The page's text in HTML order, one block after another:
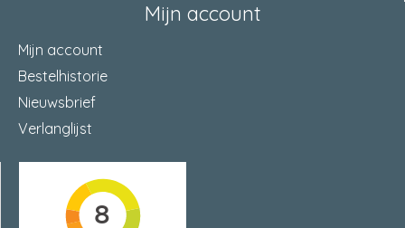
Mijn account
Mijn account
Bestelhistorie
Nieuwsbrief
Verlanglijst